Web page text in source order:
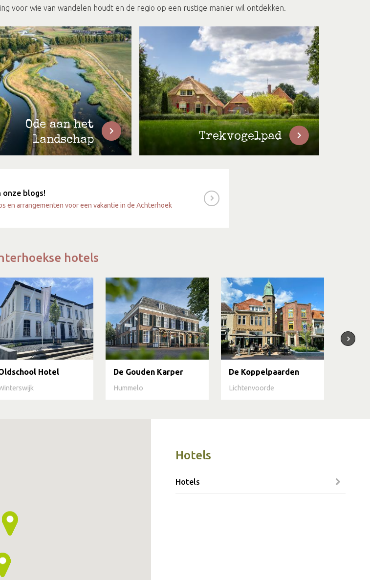
voor wie van wandelen houdt en de regio op een rustige manier wil ontdekken.
Ode aan het
landschap
Trekvogelpad
onze blogs!
en arrangementen voor een vakantie in de Achterhoek
hotels
Hotel De Gouden Karper
Hummelo
De Koppelpaarden
Lichtenvoorde
Hotels
Hotels